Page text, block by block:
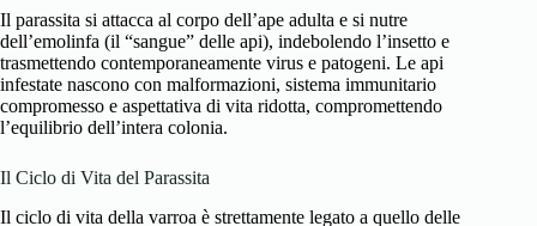
Il parassita si attacca al corpo dell’ape adulta e si nutre
dell’emolinfa (il “sangue” delle api), indebolendo l’insetto e
trasmettendo contemporaneamente virus e patogeni. Le api
infestate nascono con malformazioni, sistema immunitario
compromesso e aspettativa di vita ridotta, compromettendo
l’equilibrio dell’intera colonia.
Il Ciclo di Vita del Parassita
Il ciclo di vita della varroa è strettamente legato a quello delle